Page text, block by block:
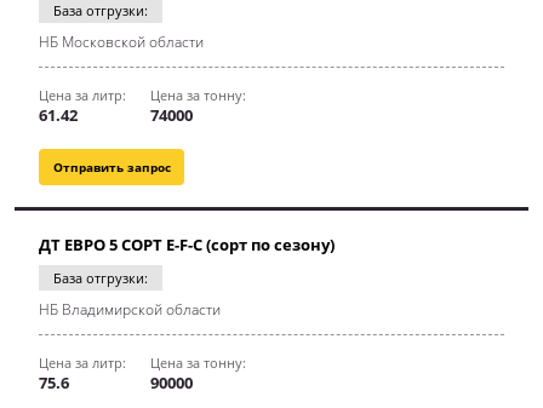
Отправить запрос
База отгрузки:
НБ Московской области
Цена за литр:
61.42
Цена за тонну:
74000
ДТ ЕВРО 5 СОРТ E-F-C (сорт по сезону)
База отгрузки:
НБ Владимирской области
Цена за литр:
75.6
Цена за тонну:
90000